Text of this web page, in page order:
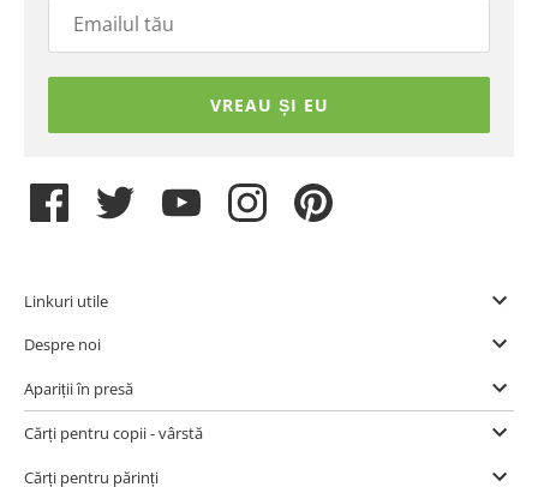
VREAU ȘI EU
Linkuri utile
Despre noi
Apariții în presă
Cărți pentru copii - vârstă
Cărți pentru părinți